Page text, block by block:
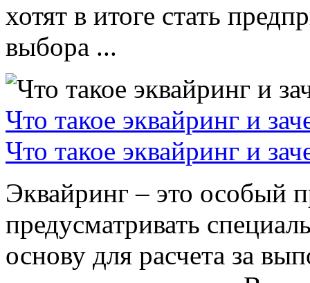
хотят в итоге стать
выбора ...
Что такое эквайринг и
Что такое эквайринг и
Эквайринг – это особый
предусматривать
основу для расчета за